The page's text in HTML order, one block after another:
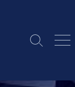
Search